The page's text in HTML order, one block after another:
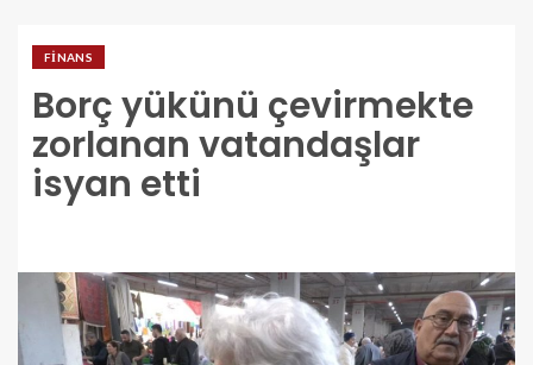
FINANS
Borç yükünü çevirmekte
zorlanan vatandaşlar
isyan etti